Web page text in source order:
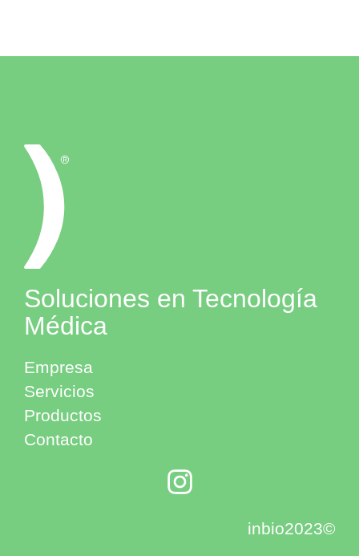
Soluciones en Tecnología
Médica
Empresa
Servicios
Productos
Contacto
inbio2023©